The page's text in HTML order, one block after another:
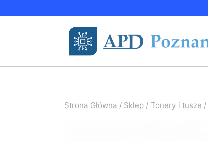
Strona Główna / Sklep / Tonery i tusze /